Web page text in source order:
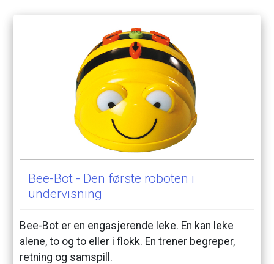
Bee-Bot - Den første roboten i
undervisning
Bee-Bot er en engasjerende leke. En kan leke
alene, to og to eller i flokk. En trener begreper,
retning og samspill.